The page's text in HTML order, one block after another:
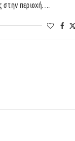
στην περιοχή….